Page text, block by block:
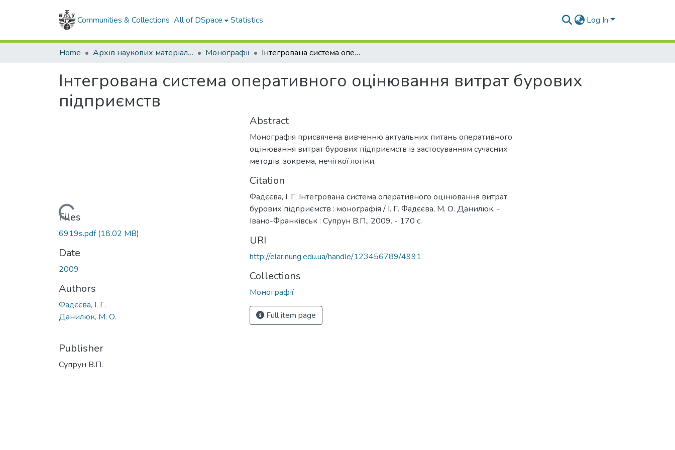
Communities & Collections All of DSpace Statistics Log In
Home Архів наукових матеріалів Монографії Інтегрована система оперативного оцінювання витрат бурових підприємств
Інтегрована система оперативного оцінювання витрат бурових
підприємств
Loading...
Files
6919s.pdf(18.02 MB)
Date
2009
Authors
Фадєєва, І. Г.
Данилюк, М. О.
Publisher
Супрун В.П.
Abstract
Монографія присвячена вивченню актуальних питань оперативного
оцінювання витрат бурових підприємств із застосуванням сучасних
методів, зокрема, нечіткої логіки.
Citation
Фадєєва, І. Г. Інтегрована система оперативного оцінювання витрат
бурових підприємств : монографія / І. Г. Фадєєва, М. О. Данилюк. -
Івано-Франківськ : Супрун В.П., 2009. - 170 с.
URI
http://elar.nung.edu.ua/handle/123456789/4991
Collections
Монографії
Full item page